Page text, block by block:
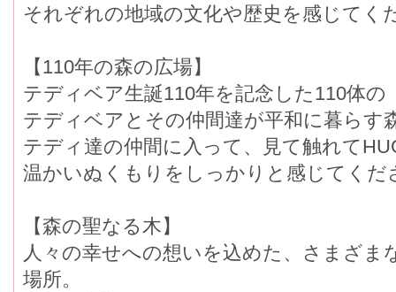
それぞれの地域の文化や歴史を感じてく
【110年の森の広場】
テディベア生誕110年を記念した110体の
テディベアとその仲間達が平和に暮らす
テディ達の仲間に入って、見て触れて
温かいぬくもりをしっかりと感じてくだ
【森の聖なる木】
人々の幸せへの想いを込めた、さまざま
場所。